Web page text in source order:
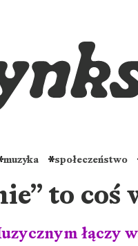
muzyka społeczeństwo
to coś
łączy